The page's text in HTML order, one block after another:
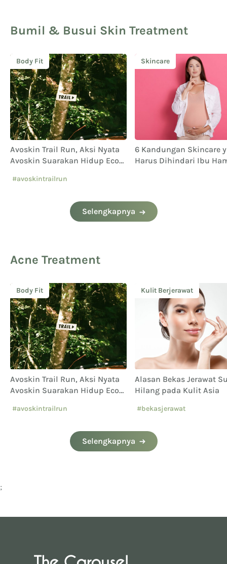
Bumil & Busui Skin Treatment
Body Fit
Avoskin Trail Run, Aksi Nyata
Avoskin Suarakan Hidup Eco
#avoskintrailrun
Skincare
6 Kandungan Skincare
Harus Dihindari Ibu
Selengkapnya
Acne Treatment
Body Fit
Avoskin Trail Run, Aksi Nyata
Avoskin Suarakan Hidup Eco
#avoskintrailrun
Kulit Berjerawat
Alasan Bekas Jerawat
Hilang pada Kulit Asia
#bekasjerawat
Selengkapnya
;